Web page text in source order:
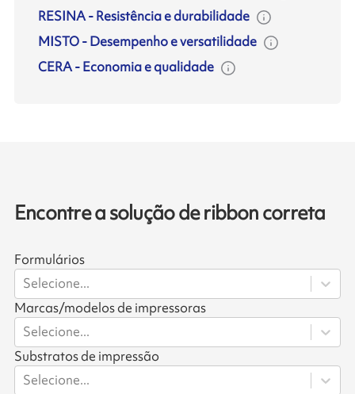
RESINA-Resistência e durabilidade
MISTO-Desempenho e versatilidade
CERA-Economia e qualidade
Encontre a solução de ribbon correta
Formulários
Selecione...
Marcas/modelos de impressoras
Selecione...
Substratos de impressão
Selecione...